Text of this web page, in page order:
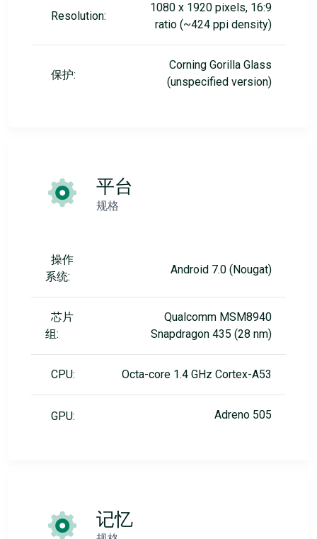
Resolution:
1080 x 1920 pixels, 16:9
ratio (~424 ppi density)
保护:
Corning Gorilla Glass
(unspecified version)
平台
规格
操作
系统:
Android 7.0 (Nougat)
芯片
组:
Qualcomm MSM8940
Snapdragon 435 (28 nm)
CPU: Octa-core 1.4 GHz Cortex-A53
GPU: Adreno 505
记忆